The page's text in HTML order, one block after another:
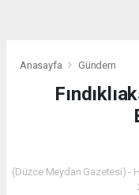
Anasayfa Gündem
(Düzce Meydan Gazetesi) -